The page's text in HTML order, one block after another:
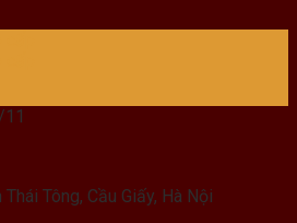
Tông, Cầu Giấy, Hà Nội